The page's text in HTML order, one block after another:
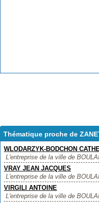
Thématique proche de
WLODARZYK-BODCHON
L'entreprise de la ville de
VRAY JEAN JACQUES
L'entreprise de la ville de
VIRGILI ANTOINE
L'entreprise de la ville de